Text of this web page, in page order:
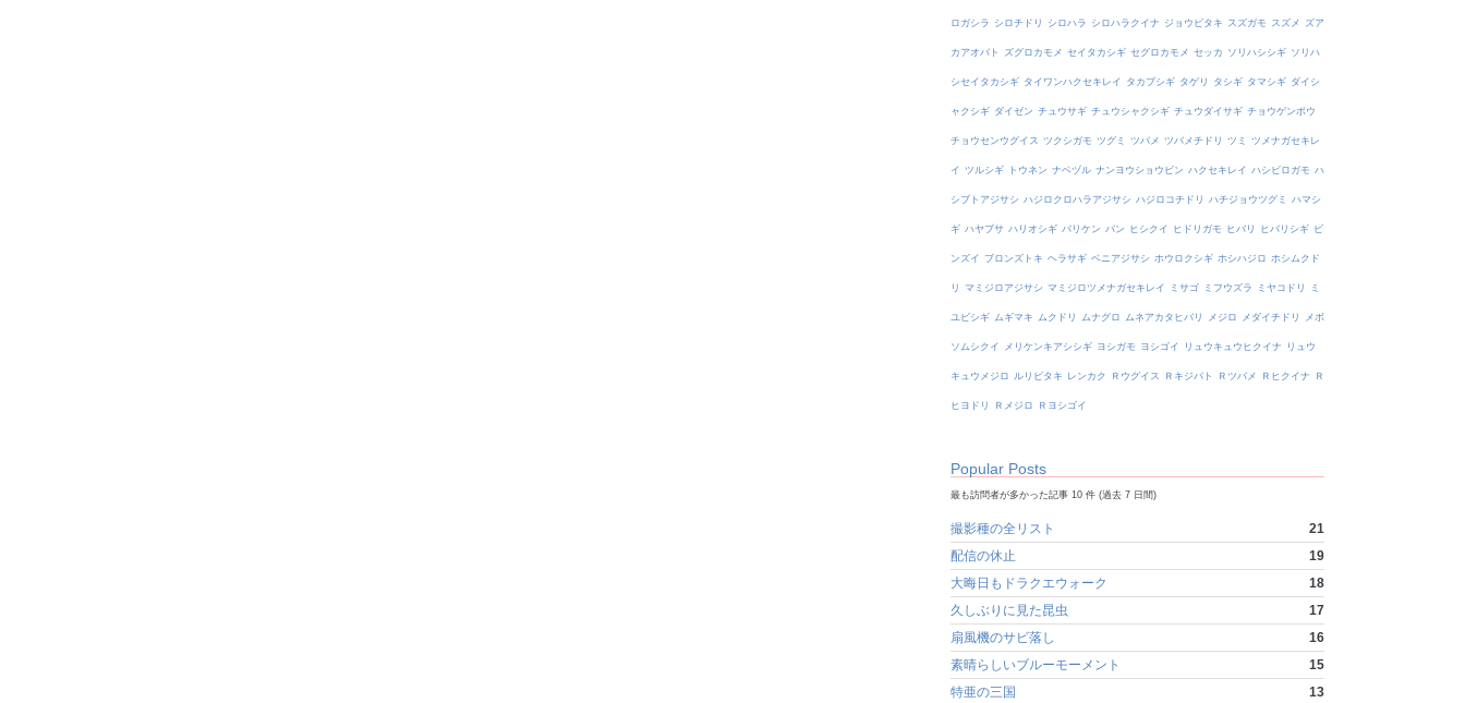
ロガシラ シロチドリ シロハラ シロハラクイナ ジョウビタキ スズガモ スズメ ズア
カアオバト ズグロカモメ セイタカシギ セグロカモメ セッカ ソリハシシギ ソリハ
シセイタカシギ タイワンハクセキレイ タカブシギ タゲリ タシギ タマシギ ダイシ
ャクシギ ダイゼン チュウサギ チュウシャクシギ チュウダイサギ チョウゲンボウ
チョウセンウグイス ツクシガモ ツグミ ツバメ ツバメチドリ ツミ ツメナガセキレ
イ ツルシギ トウネン ナベヅル ナンヨウショウビン ハクセキレイ ハシビロガモ ハ
シブトアジサシ ハジロクロハラアジサシ ハジロコチドリ ハチジョウツグミ ハマシ
ギ ハヤブサ ハリオシギ バリケン バン ヒシクイ ヒドリガモ ヒバリ ヒバリシギ ビ
ンズイ ブロンズトキ ヘラサギ ベニアジサシ ホウロクシギ ホシハジロ ホシムクド
リ マミジロアジサシ マミジロツメナガセキレイ ミサゴ ミフウズラ ミヤコドリ ミ
ユビシギ ムギマキ ムクドリ ムナグロ ムネアカタヒバリ メジロ メダイチドリ メボ
ソムシクイ メリケンキアシシギ ヨシガモ ヨシゴイ リュウキュウヒクイナ リュウ
キュウメジロ ルリビタキ レンカク Ｒウグイス Ｒキジバト Ｒツバメ Ｒヒクイナ Ｒ
ヒヨドリ Ｒメジロ Ｒヨシゴイ
Popular Posts
最も訪問者が多かった記事 10 件 (過去 7 日間)
撮影種の全リスト
21
配信の休止
19
大晦日もドラクエウォーク
18
久しぶりに見た昆虫
17
扇風機のサビ落し
16
素晴らしいブルーモーメント
15
特亜の三国
13